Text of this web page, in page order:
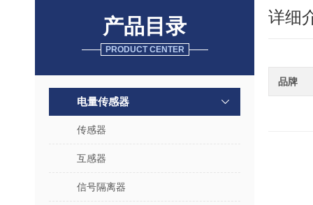
产品目录
PRODUCT CENTER
电量传感器
传感器
互感器
信号隔离器
详细
品牌